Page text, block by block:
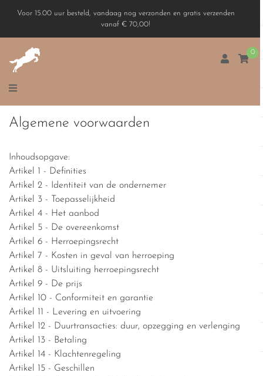
Voor 15.00 uur besteld, vandaag nog verzonden en gratis verzenden
vanaf € 70,00!
0
Algemene voorwaarden
Inhoudsopgave:
Artikel 1 - Definities
Artikel 2 - Identiteit van de ondernemer
Artikel 3 - Toepasselijkheid
Artikel 4 - Het aanbod
Artikel 5 - De overeenkomst
Artikel 6 - Herroepingsrecht
Artikel 7 - Kosten in geval van herroeping
Artikel 8 - Uitsluiting herroepingsrecht
Artikel 9 - De prijs
Artikel 10 - Conformiteit en garantie
Artikel 11 - Levering en uitvoering
Artikel 12 - Duurtransacties: duur, opzegging en verlenging
Artikel 13 - Betaling
Artikel 14 - Klachtenregeling
Artikel 15 - Geschillen